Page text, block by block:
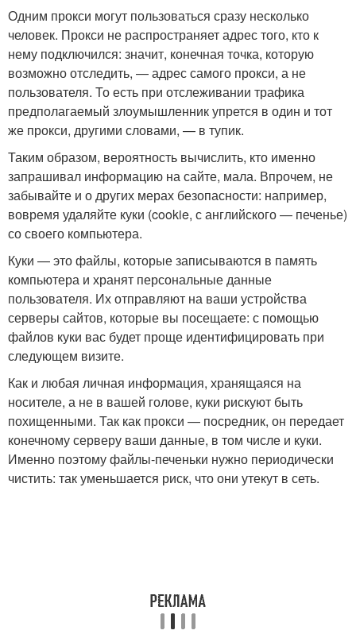
Одним прокси могут пользоваться сразу несколько
человек. Прокси не распространяет адрес того, кто к
нему подключился: значит, конечная точка, которую
возможно отследить, — адрес самого прокси, а не
пользователя. То есть при отслеживании трафика
предполагаемый злоумышленник упрется в один и тот
же прокси, другими словами, — в тупик.
Таким образом, вероятность вычислить, кто именно
запрашивал информацию на сайте, мала. Впрочем, не
забывайте и о других мерах безопасности: например,
вовремя удаляйте куки (cookie, с английского — печенье)
со своего компьютера.
Куки — это файлы, которые записываются в память
компьютера и хранят персональные данные
пользователя. Их отправляют на ваши устройства
серверы сайтов, которые вы посещаете: с помощью
файлов куки вас будет проще идентифицировать при
следующем визите.
Как и любая личная информация, хранящаяся на
носителе, а не в вашей голове, куки рискуют быть
похищенными. Так как прокси — посредник, он передает
конечному серверу ваши данные, в том числе и куки.
Именно поэтому файлы-печеньки нужно периодически
чистить: так уменьшается риск, что они утекут в сеть.